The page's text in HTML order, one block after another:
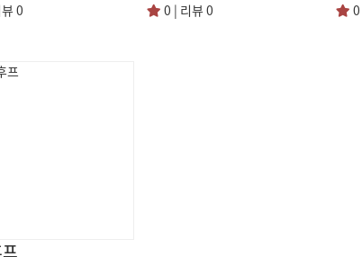
0 0 | 리뷰 0